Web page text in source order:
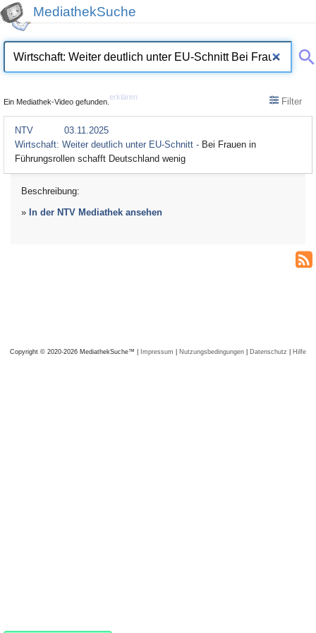
MediathekSuche
Ein Mediathek-Video gefunden.
erklären Filter
NTV
03.11.2025
Wirtschaft: Weiter deutlich unter EU-Schnitt - Bei Frauen in
Führungsrollen schafft Deutschland wenig
Beschreibung:
» In der NTV Mediathek ansehen
Copyright © 2020-2026 MediathekSuche™ | Impressum | Nutzungsbedingungen | Datenschutz | Hilfe